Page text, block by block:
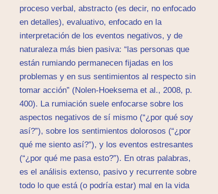
proceso verbal, abstracto (es decir, no enfocado
en detalles), evaluativo, enfocado en la
interpretación de los eventos negativos, y de
naturaleza más bien pasiva: “las personas que
están rumiando permanecen fijadas en los
problemas y en sus sentimientos al respecto sin
tomar acción” (Nolen-Hoeksema et al., 2008, p.
400). La rumiación suele enfocarse sobre los
aspectos negativos de sí mismo (“¿por qué soy
así?”), sobre los sentimientos dolorosos (“¿por
qué me siento así?”), y los eventos estresantes
(“¿por qué me pasa esto?”). En otras palabras,
es el análisis extenso, pasivo y recurrente sobre
todo lo que está (o podría estar) mal en la vida